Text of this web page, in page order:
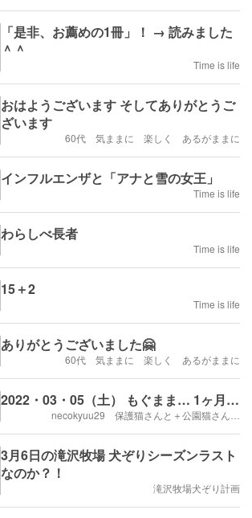
「是非、お薦めの1冊」！ → 読みました
＾＾
Time is life
おはようございます そしてありがとうご
ざいます
60代 気ままに 楽しく あるがままに
インフルエンザと「アナと雪の女王」
Time is life
わらしべ長者
Time is life
15＋2
Time is life
ありがとうございました🤗
60代 気ままに 楽しく あるがままに
2022・03・05（土） もぐまま… 1ヶ月…
necokyuu29 保護猫さんと＋公園猫さん…
3月6日の滝沢牧場 犬ぞりシーズンラスト
なのか？！
滝沢牧場犬ぞり計画